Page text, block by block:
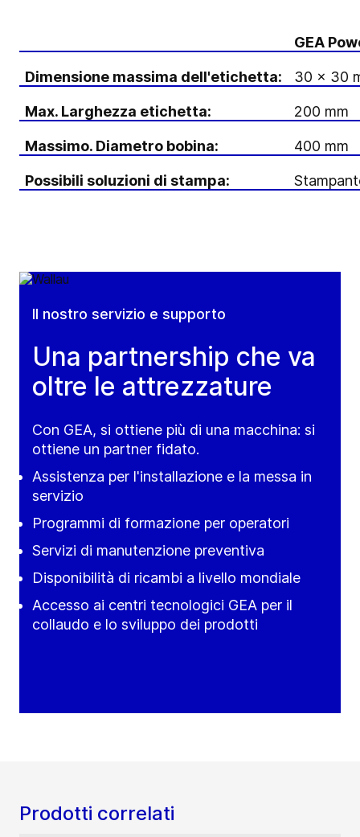
GEA
Dimensione massima dell'etichetta: 30 x 30
Max. Larghezza etichetta: 200 mm
Massimo. Diametro bobina: 400 mm
Possibili soluzioni di stampa:
Il nostro servizio e supporto
Una partnership che va
oltre le attrezzature
Con GEA, si ottiene più di una macchina: si
ottiene un partner fidato.
Assistenza per l'installazione e la messa in
servizio
Programmi di formazione per operatori
Servizi di manutenzione preventiva
Disponibilità di ricambi a livello mondiale
Accesso ai centri tecnologici GEA per il
collaudo e lo sviluppo dei prodotti
Prodotti correlati